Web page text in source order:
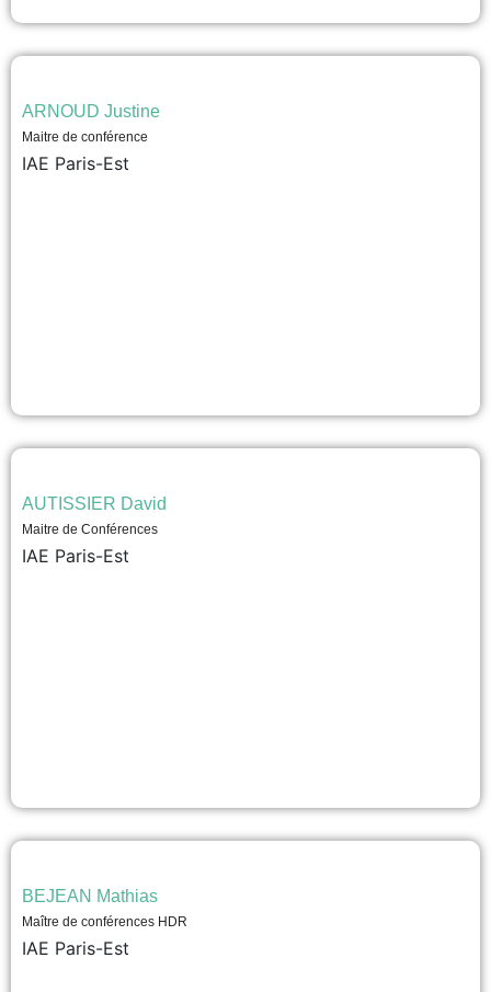
ARNOUD Justine
Maitre de conférence
IAE Paris-Est
AUTISSIER David
Maitre de Conférences
IAE Paris-Est
BEJEAN Mathias
Maître de conférences HDR
IAE Paris-Est